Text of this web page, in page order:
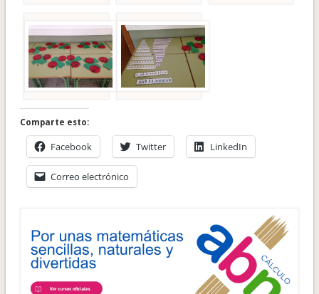
Comparte esto:
Facebook Twitter LinkedIn
Correo electrónico